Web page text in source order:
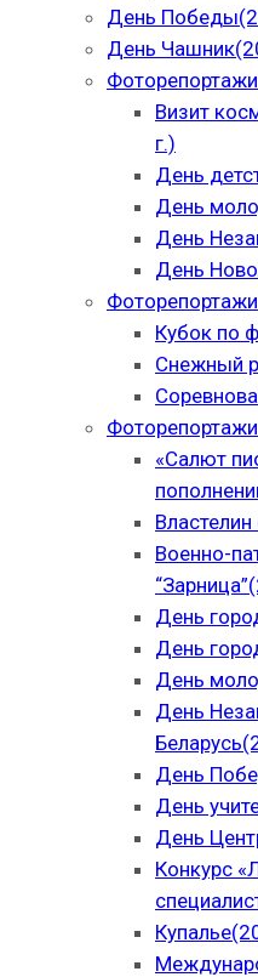
День
День
Визит
г.)
День
День
День
День
Кубок по
Снежный
«Салют
Военно-
День
День
День
День
День
День
День
Конкурс